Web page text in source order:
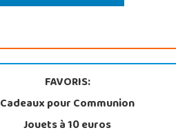
FAVORIS:
Cadeaux pour Communion
Jouets à 10 euros